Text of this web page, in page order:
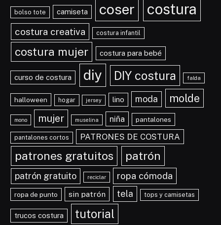
bolso tote camiseta coser costura
costura creativa costura infantil
costura mujer costura para bebé
curso de costura diy DIY costura falda
halloween hogar jersey lino moda molde
mono mujer muselina niña pantalones
pantalones cortos PATRONES DE COSTURA
patrones gratuitos patrón
patrón gratuito reciclar ropa cómoda
ropa de punto sin patrón tela tops y camisetas
trucos costura tutorial